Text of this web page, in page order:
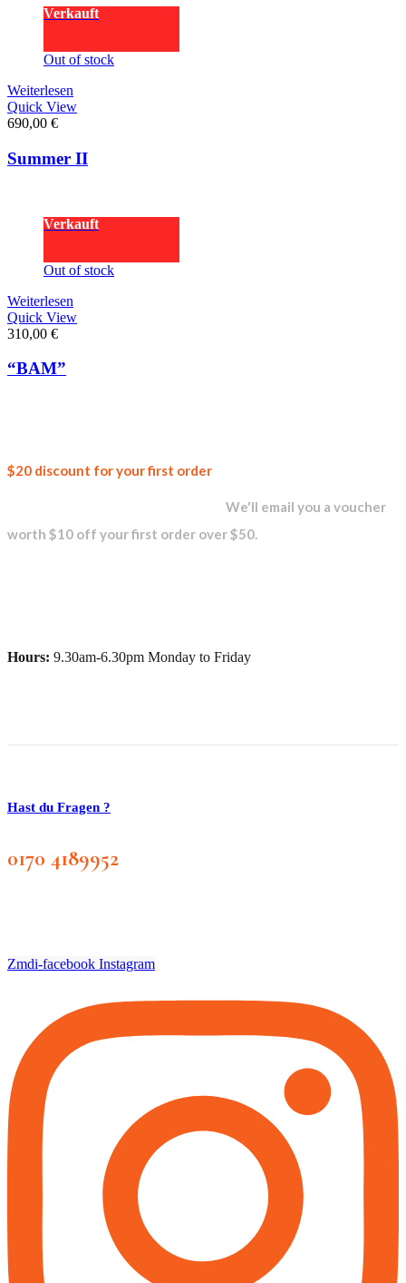
Verkauft
Out of stock
Weiterlesen
Quick View
690,00 €
Summer II
Verkauft
Out of stock
Weiterlesen
Quick View
310,00 €
“BAM”
$20 discount for your first order
We'll email you a voucher
worth $10 off your first order over $50.
Hours: 9.30am-6.30pm Monday to Friday
Hast du Fragen ?
0170 4189952
Zmdi-facebook Instagram